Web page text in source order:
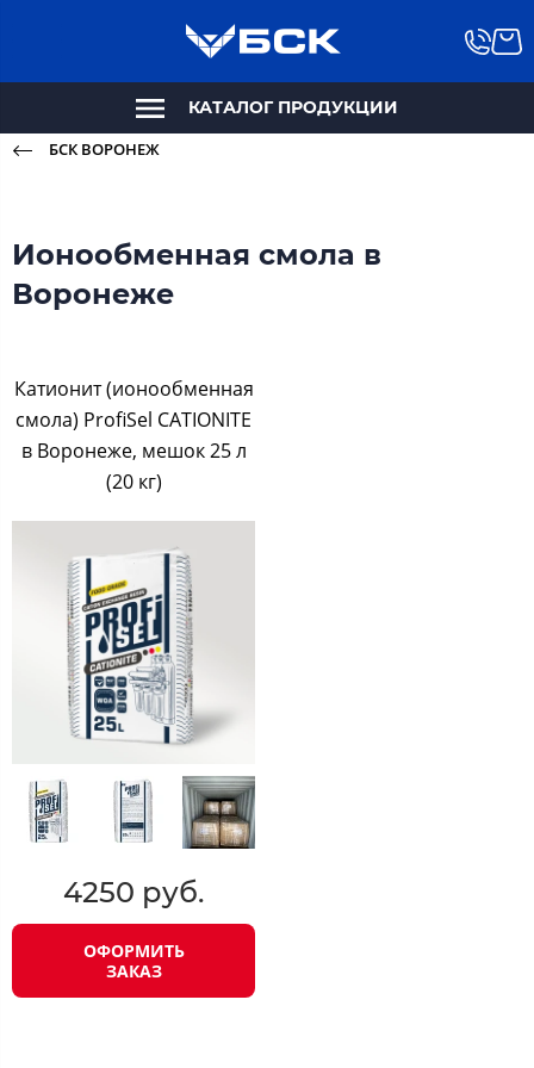
КАТАЛОГ ПРОДУКЦИИ
БСК ВОРОНЕЖ
Ионообменная смола в
Воронеже
Катионит (ионообменная
смола) ProfiSel CATIONITE
в Воронеже, мешок 25 л
(20 кг)
4250 руб.
ОФОРМИТЬ
ЗАКАЗ